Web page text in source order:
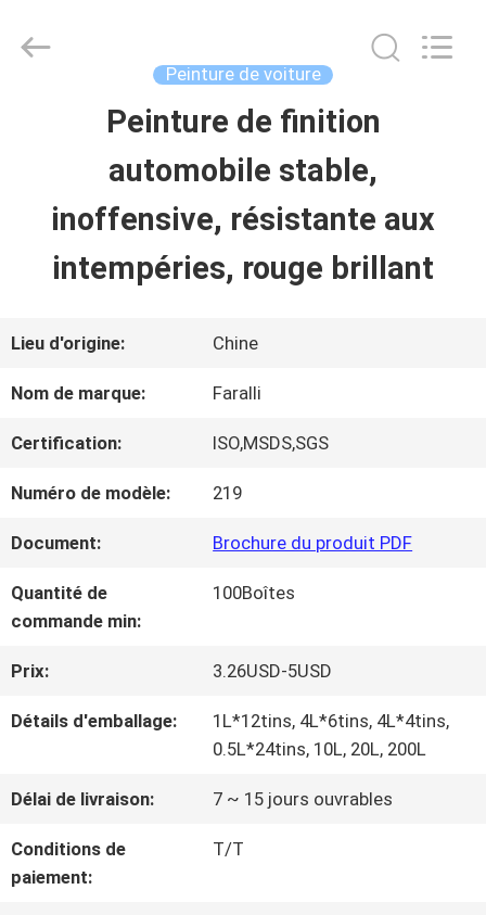
APERÇU
PRODUITS
VIDÉOS
PROPOS
NOUS
VISITE
CONTRÔLE
QUALITÉ
Meklon
Peinture de voiture
Peinture de finition
automobile stable,
inoffensive, résistante aux
intempéries, rouge brillant
Lieu d'origine: Chine
Nom de marque: Faralli
Certification: ISO,MSDS,SGS
Numéro de modèle: 219
Document: Brochure du produit PDF
Quantité de
commande min:
100Boîtes
Prix: 3.26USD-5USD
Détails d'emballage:
1L*12tins, 4L*6tins, 4L*4tins,
0.5L*24tins, 10L, 20L, 200L
Délai de livraison: 7 ~ 15 jours ouvrables
Conditions de
paiement:
T/T